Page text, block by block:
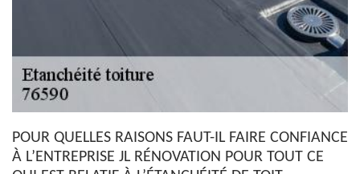
POUR QUELLES RAISONS FAUT-IL FAIRE CONFIANCE
À L’ENTREPRISE JL RÉNOVATION POUR TOUT CE